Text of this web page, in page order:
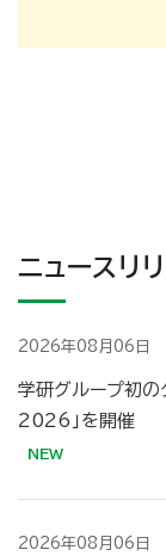
ニュースリ
2026年08月06日
学研グループ初の
2026」を開催
2026年08月06日